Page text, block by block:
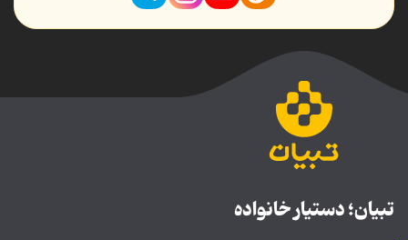
تبیان؛ دستیار خانواده